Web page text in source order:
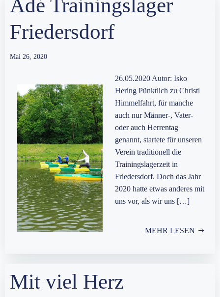
Adé Trainingslager
Friedersdorf
Mai 26, 2020
26.05.2020 Autor: Isko
Hering Pünktlich zu Christi
Himmelfahrt, für manche
auch nur Männer-, Vater-
oder auch Herrentag
genannt, startete für unseren
Verein traditionell die
Trainingslagerzeit in
Friedersdorf. Doch das Jahr
2020 hatte etwas anderes mit
uns vor, als wir uns […]
MEHR LESEN
Mit viel Herz